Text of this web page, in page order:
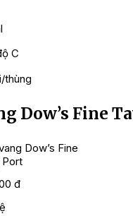
C
thùng
Dow’s Fine
Dow’s Fine
Port
đ